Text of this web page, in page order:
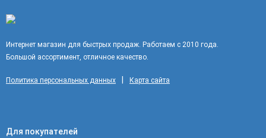
Интернет магазин для быстрых продаж. Работаем с 2010 года.
Большой ассортимент, отличное качество.
Политика персональных данных Карта сайта
Для покупателей